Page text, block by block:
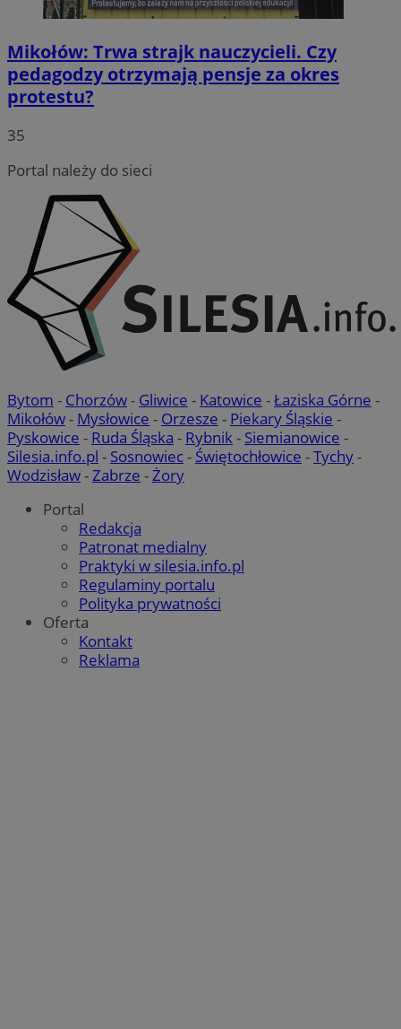
Mikołów: Trwa strajk nauczycieli. Czy
pedagodzy otrzymają pensje za okres
protestu?
35
Portal należy do sieci
Bytom - Chorzów- Gliwice - Katowice -Łaziska Górne -
Mikołów- Mysłowice - Orzesze - Piekary Śląskie -
Pyskowice - Ruda Śląska - Rybnik- Siemianowice -
Silesia.info.pl - Sosnowiec- Świętochłowice -Tychy-
Wodzisław-Zabrze -Żory
Portal
Redakcja
Patronat medialny
Praktyki w silesia.info.pl
Regulaminy portalu
Polityka prywatności
Oferta
Kontakt
Reklama